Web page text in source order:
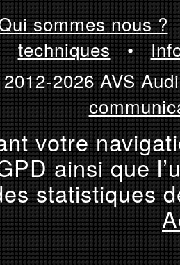
sommes nous ?
techniques•
2026 AVS
votre
ainsi que
statistiques